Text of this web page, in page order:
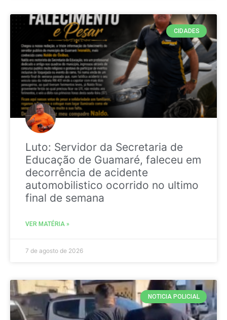
CIDADES
Luto: Servidor da Secretaria de
Educação de Guamaré, faleceu em
decorrência de acidente
automobilistico ocorrido no ultimo
final de semana
VER MATÉRIA »
7 de agosto de 2026
NOTICIA POLICIAL